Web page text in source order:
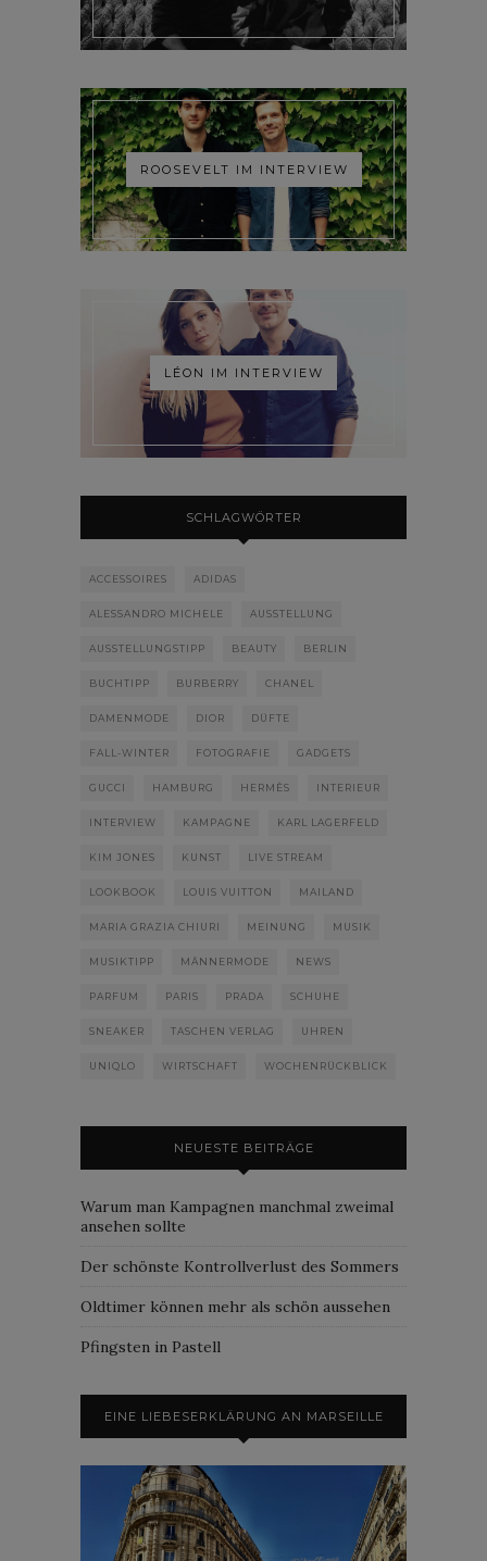
ROOSEVELT IM INTERVIEW
LÉON IM INTERVIEW
SCHLAGWÖRTER
ACCESSOIRES ADIDAS
ALESSANDRO MICHELE AUSSTELLUNG
AUSSTELLUNGSTIPP BEAUTY BERLIN
BUCHTIPP BURBERRY CHANEL
DAMENMODE DIOR DÜFTE
FALL-WINTER FOTOGRAFIE GADGETS
GUCCI HAMBURG HERMÈS INTERIEUR
INTERVIEW KAMPAGNE KARL LAGERFELD
KIM JONES KUNST LIVE STREAM
LOOKBOOK LOUIS VUITTON MAILAND
MARIA GRAZIA CHIURI MEINUNG MUSIK
MUSIKTIPP MÄNNERMODE NEWS
PARFUM PARIS PRADA SCHUHE
SNEAKER TASCHEN VERLAG UHREN
UNIQLO WIRTSCHAFT WOCHENRÜCKBLICK
NEUESTE BEITRÄGE
Warum man Kampagnen manchmal zweimal
ansehen sollte
Der schönste Kontrollverlust des Sommers
Oldtimer können mehr als schön aussehen
Pfingsten in Pastell
EINE LIEBESERKLÄRUNG AN MARSEILLE